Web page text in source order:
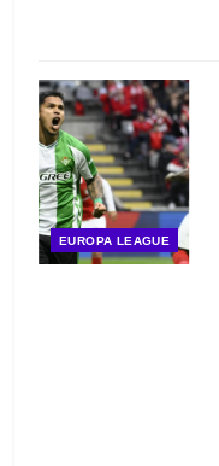
EUROPA LEAGUE